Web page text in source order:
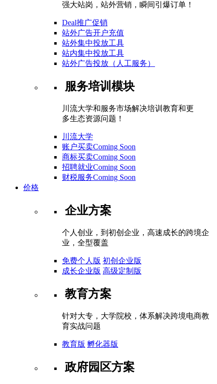
强大站岗，站外营销，瞬间引爆订单！
Deal推广促销
站外广告开户充值
站外集中投放工具
站内集中投放工具
站外广告投放（人工服务）
服务培训模块
川流大学和服务市场解决培训教育和更
多生态资源问题！
川流大学
账户买卖Coming Soon
商标买卖Coming Soon
招聘就业Coming Soon
财税服务Coming Soon
价格
企业方案
个人创业，到初创企业，高速成长的跨境企
业，全型覆盖
免费个人版 初创企业版
成长企业版 高级定制版
教育方案
针对大专，大学院校，体系解决跨境电商教
育实战问题
教育版 孵化器版
政府园区方案